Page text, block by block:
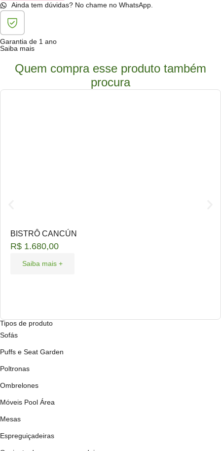
Ainda tem dúvidas? No chame no WhatsApp.
Garantia de 1 ano
Saiba mais
Quem compra esse produto também
procura
BISTRÔ CANCÚN
R$ 1.680,00
Saiba mais +
Tipos de produto
Sofás
Puffs e Seat Garden
Poltronas
Ombrelones
Móveis Pool Área
Mesas
Espreguiçadeiras